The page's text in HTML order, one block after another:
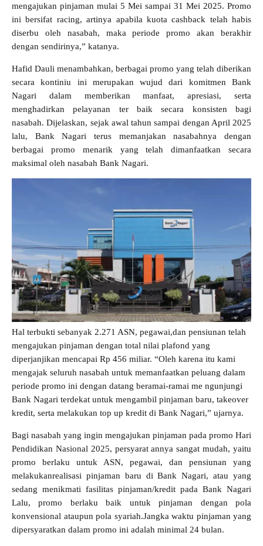
mengajukan pinjaman mulai 5 Mei sampai 31 Mei 2025. Promo
ini bersifat racing, artinya apabila kuota cashback telah habis
diserbu oleh nasabah, maka periode promo akan berakhir
dengan sendirinya,” katanya.
Hafid Dauli menambahkan, berbagai promo yang telah diberikan
secara kontiniu ini merupakan wujud dari komitmen Bank
Nagari dalam memberikan manfaat, apresiasi, serta
menghadirkan pelayanan ter baik secara konsisten bagi
nasabah. Dijelaskan, sejak awal tahun sampai dengan April 2025
lalu, Bank Nagari terus memanjakan nasabahnya dengan
berbagai promo menarik yang telah dimanfaatkan secara
maksimal oleh nasabah Bank Nagari.
Hal terbukti sebanyak 2.271 ASN, pegawai,dan pensiunan telah
mengajukan pinjaman dengan total nilai plafond yang
diperjanjikan mencapai Rp 456 miliar. “Oleh karena itu kami
mengajak seluruh nasabah untuk memanfaatkan peluang dalam
periode promo ini dengan datang beramai-ramai me ngunjungi
Bank Nagari terdekat untuk mengambil pinjaman baru, takeover
kredit, serta melakukan top up kredit di Bank Nagari,” ujarnya.
Bagi nasabah yang ingin mengajukan pinjaman pada promo Hari
Pendidikan Nasional 2025, persyarat annya sangat mudah, yaitu
promo berlaku untuk ASN, pegawai, dan pensiunan yang
melakukanrealisasi pinjaman baru di Bank Nagari, atau yang
sedang menikmati fasilitas pinjaman/kredit pada Bank Nagari
Lalu, promo berlaku baik untuk pinjaman dengan pola
konvensional ataupun pola syariah.Jangka waktu pinjaman yang
dipersyaratkan dalam promo ini adalah minimal 24 bulan.